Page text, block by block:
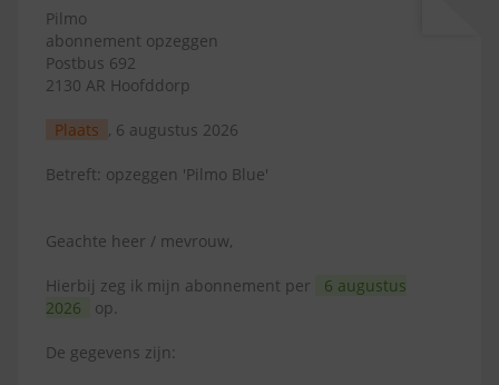
Pilmo
abonnement opzeggen
Postbus 692
2130 AR Hoofddorp
Plaats , 6 augustus 2026
Betreft: opzeggen 'Pilmo Blue'
Geachte heer / mevrouw,
Hierbij zeg ik mijn abonnement per
6 augustus
2026
op.
De gegevens zijn: